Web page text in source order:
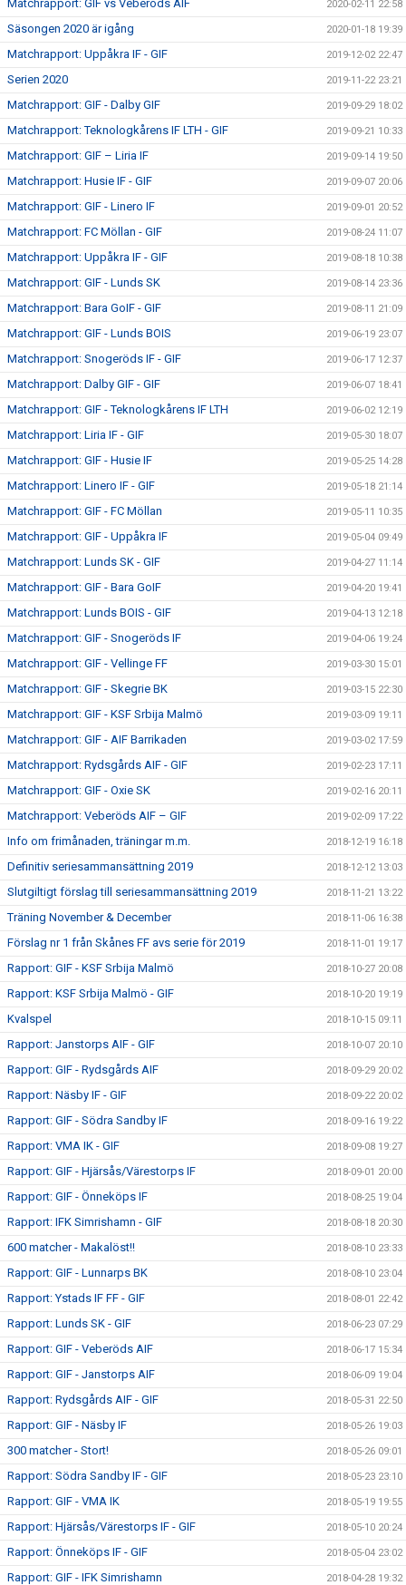
Matchrapport: GIF vs Veberöds AIF 2020-02-11 22:58
Säsongen 2020 är igång 2020-01-18 19:39
Matchrapport: Uppåkra IF - GIF 2019-12-02 22:47
Serien 2020 2019-11-22 23:21
Matchrapport: GIF - Dalby GIF 2019-09-29 18:02
Matchrapport: Teknologkårens IF LTH - GIF 2019-09-21 10:33
Matchrapport: GIF – Liria IF 2019-09-14 19:50
Matchrapport: Husie IF - GIF 2019-09-07 20:06
Matchrapport: GIF - Linero IF 2019-09-01 20:52
Matchrapport: FC Möllan - GIF 2019-08-24 11:07
Matchrapport: Uppåkra IF - GIF 2019-08-18 10:38
Matchrapport: GIF - Lunds SK 2019-08-14 23:36
Matchrapport: Bara GoIF - GIF 2019-08-11 21:09
Matchrapport: GIF - Lunds BOIS 2019-06-19 23:07
Matchrapport: Snogeröds IF - GIF 2019-06-17 12:37
Matchrapport: Dalby GIF - GIF 2019-06-07 18:41
Matchrapport: GIF - Teknologkårens IF LTH 2019-06-02 12:19
Matchrapport: Liria IF - GIF 2019-05-30 18:07
Matchrapport: GIF - Husie IF 2019-05-25 14:28
Matchrapport: Linero IF - GIF 2019-05-18 21:14
Matchrapport: GIF - FC Möllan 2019-05-11 10:35
Matchrapport: GIF - Uppåkra IF 2019-05-04 09:49
Matchrapport: Lunds SK - GIF 2019-04-27 11:14
Matchrapport: GIF - Bara GoIF 2019-04-20 19:41
Matchrapport: Lunds BOIS - GIF 2019-04-13 12:18
Matchrapport: GIF - Snogeröds IF 2019-04-06 19:24
Matchrapport: GIF - Vellinge FF 2019-03-30 15:01
Matchrapport: GIF - Skegrie BK 2019-03-15 22:30
Matchrapport: GIF - KSF Srbija Malmö 2019-03-09 19:11
Matchrapport: GIF - AIF Barrikaden 2019-03-02 17:59
Matchrapport: Rydsgårds AIF - GIF 2019-02-23 17:11
Matchrapport: GIF - Oxie SK 2019-02-16 20:11
Matchrapport: Veberöds AIF – GIF 2019-02-09 17:22
Info om frimånaden, träningar m.m. 2018-12-19 16:18
Definitiv seriesammansättning 2019 2018-12-12 13:03
Slutgiltigt förslag till seriesammansättning 2019 2018-11-21 13:22
Träning November & December 2018-11-06 16:38
Förslag nr 1 från Skånes FF avs serie för 2019 2018-11-01 19:17
Rapport: GIF - KSF Srbija Malmö 2018-10-27 20:08
Rapport: KSF Srbija Malmö - GIF 2018-10-20 19:19
Kvalspel 2018-10-15 09:11
Rapport: Janstorps AIF - GIF 2018-10-07 20:10
Rapport: GIF - Rydsgårds AIF 2018-09-29 20:02
Rapport: Näsby IF - GIF 2018-09-22 20:02
Rapport: GIF - Södra Sandby IF 2018-09-16 19:22
Rapport: VMA IK - GIF 2018-09-08 19:27
Rapport: GIF - Hjärsås/Värestorps IF 2018-09-01 20:00
Rapport: GIF - Önneköps IF 2018-08-25 19:04
Rapport: IFK Simrishamn - GIF 2018-08-18 20:30
600 matcher - Makalöst!! 2018-08-10 23:33
Rapport: GIF - Lunnarps BK 2018-08-10 23:04
Rapport: Ystads IF FF - GIF 2018-08-01 22:42
Rapport: Lunds SK - GIF 2018-06-23 07:29
Rapport: GIF - Veberöds AIF 2018-06-17 15:34
Rapport: GIF - Janstorps AIF 2018-06-09 19:04
Rapport: Rydsgårds AIF - GIF 2018-05-31 22:50
Rapport: GIF - Näsby IF 2018-05-26 19:03
300 matcher - Stort! 2018-05-26 09:01
Rapport: Södra Sandby IF - GIF 2018-05-23 23:10
Rapport: GIF - VMA IK 2018-05-19 19:55
Rapport: Hjärsås/Värestorps IF - GIF 2018-05-10 20:24
Rapport: Önneköps IF - GIF 2018-05-04 23:02
Rapport: GIF - IFK Simrishamn 2018-04-28 19:32